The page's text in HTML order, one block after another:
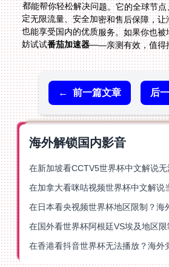
都能帮你轻松解决问题。它的全球节
定无限流量、安全加密和售后保障，
也能享受国内的优质服务。如果你也
妨试试番茄加速器——亲测有效，值得
← 前一篇文章 后
海外解锁国内影音